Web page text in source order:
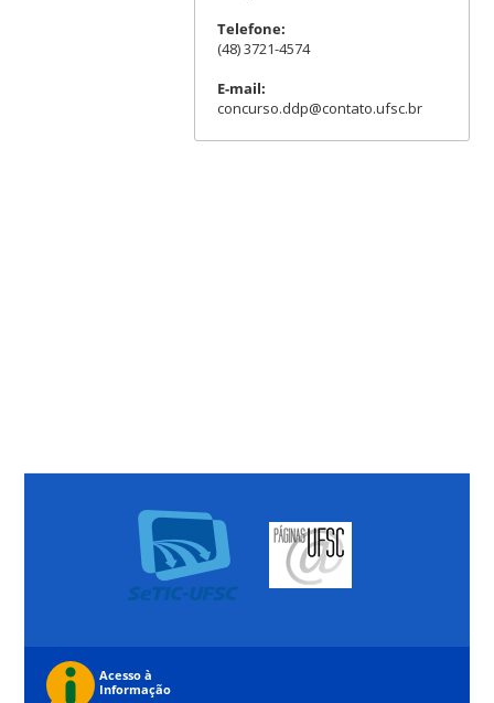
Telefone:
(48) 3721-4574
E-mail:
concurso.ddp@contato.ufsc.br